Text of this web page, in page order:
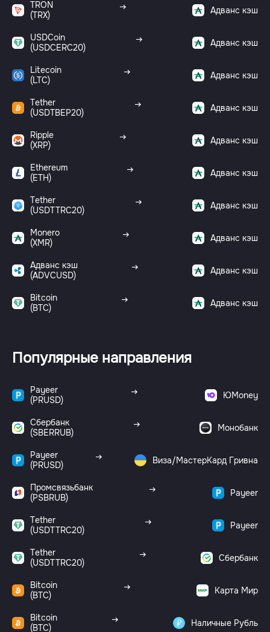
TRON
(TRX)
Адванс кэш
USDCoin
(USDCERC20)
Адванс кэш
Litecoin
(LTC)
Адванс кэш
Tether
(USDTBEP20)
Адванс кэш
Ripple
(XRP)
Адванс кэш
Ethereum
(ETH)
Адванс кэш
Tether
(USDTTRC20)
Адванс кэш
Monero
(XMR)
Адванс кэш
Адванс кэш
(ADVCUSD)
Адванс кэш
Bitcoin
(BTC)
Адванс кэш
Популярные направления
Payeer
(PRUSD)
ЮMoney
Сбербанк
(SBERRUB)
Монобанк
Payeer
(PRUSD)
Виза/МастерКард Гривна
Промсвязьбанк
(PSBRUB)
Payeer
Tether
(USDTTRC20)
Payeer
Tether
(USDTTRC20)
Сбербанк
Bitcoin
(BTC)
Карта Мир
Bitcoin
(BTC)
Наличные Рубль